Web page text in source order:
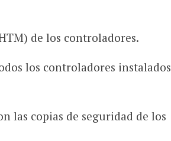
de los controladores.
los controladores instalados
las copias de seguridad de los